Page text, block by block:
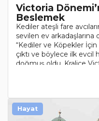
Victoria
Beslemek
Kediler ateşli fare
sevilen ev
“Kediler ve Köpekler İçin
çıktı ve böylece ilk evcil
doğmuş oldu. Kraliçe
Hayat